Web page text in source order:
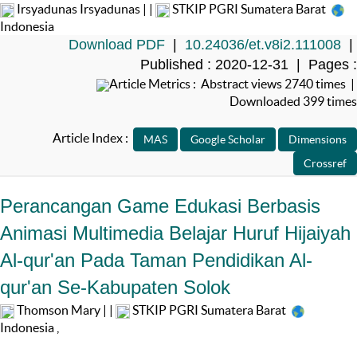
Irsyadunas Irsyadunas | |
STKIP PGRI Sumatera Barat
Indonesia
Download PDF 10.24036/et.v8i2.111008
Published : 2020-12-31 | Pages :
Article Metrics : Abstract views 2740 times |
Downloaded 399 times
Article Index :
Perancangan Game Edukasi Berbasis
Animasi Multimedia Belajar Huruf Hijaiyah
Al-qur'an Pada Taman Pendidikan Al-
qur'an Se-Kabupaten Solok
Thomson Mary | |
STKIP PGRI Sumatera Barat
Indonesia